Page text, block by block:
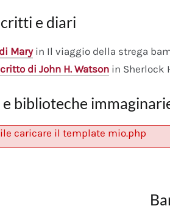
e diari
di Maryin Il viaggio della strega
di John H. Watson in Sherlock
e biblioteche
caricare il template mio.php